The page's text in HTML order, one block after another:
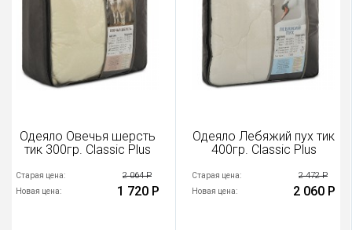
Одеяло Овечья шерсть
тик 300гр. Classic Plus
Старая цена: 2 064 Р
Новая цена: 1 720 Р
Одеяло Лебяжий пух тик
400гр. Classic Plus
Старая цена: 2 472 Р
Новая цена: 2 060 Р